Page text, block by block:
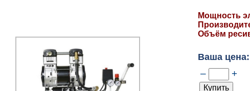
Мощность
Объём
Ваша цена:
– +